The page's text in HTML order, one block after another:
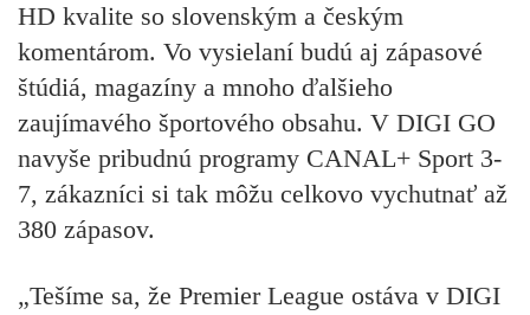
HD kvalite so slovenským a českým
komentárom. Vo vysielaní budú aj zápasové
štúdiá, magazíny a mnoho ďalšieho
zaujímavého športového obsahu. V DIGI GO
navyše pribudnú programy CANAL+ Sport 3-
7, zákazníci si tak môžu celkovo vychutnať až
380 zápasov.
„Tešíme sa, že Premier League ostáva v DIGI